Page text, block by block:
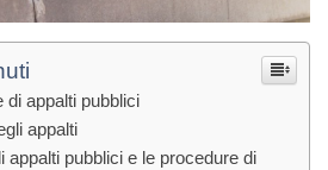
di appalti pubblici
appalti
appalti pubblici e le procedure di